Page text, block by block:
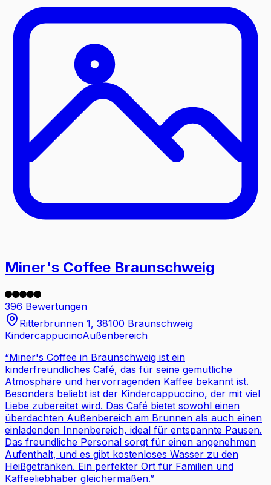
Miner's Coffee Braunschweig
396 Bewertungen
Ritterbrunnen 1, 38100 Braunschweig
KindercappucinoAußenbereich
“Miner's Coffee in Braunschweig ist ein
kinderfreundliches Café, das für seine gemütliche
Atmosphäre und hervorragenden Kaffee bekannt ist.
Besonders beliebt ist der Kindercappuccino, der mit viel
Liebe zubereitet wird. Das Café bietet sowohl einen
überdachten Außenbereich am Brunnen als auch einen
einladenden Innenbereich, ideal für entspannte Pausen.
Das freundliche Personal sorgt für einen angenehmen
Aufenthalt, und es gibt kostenloses Wasser zu den
Heißgetränken. Ein perfekter Ort für Familien und
Kaffeeliebhaber gleichermaßen.”